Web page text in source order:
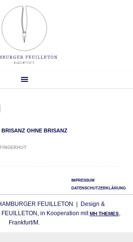
BRISANZ OHNE BRISANZ
IMPRESSUM
DATENSCHUTZERKLÄRUNG
FEUILLETON | Design &
in Kooperation mitMH THEMES,
Frankfurt/M.